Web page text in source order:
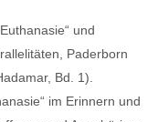
und
Paderborn
Bd. 1).
im Erinnern und